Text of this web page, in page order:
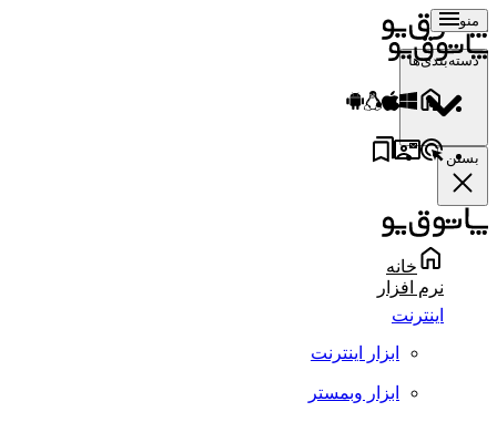
منو
دسته‌بندی‌ها
بستن
خانه
نرم افزار
اینترنت
ابزار اینترنت
ابزار وبمستر